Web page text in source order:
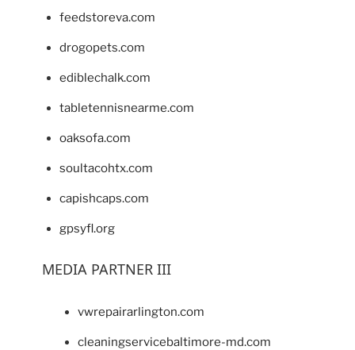
feedstoreva.com
drogopets.com
ediblechalk.com
tabletennisnearme.com
oaksofa.com
soultacohtx.com
capishcaps.com
gpsyfl.org
MEDIA PARTNER III
vwrepairarlington.com
cleaningservicebaltimore-md.com